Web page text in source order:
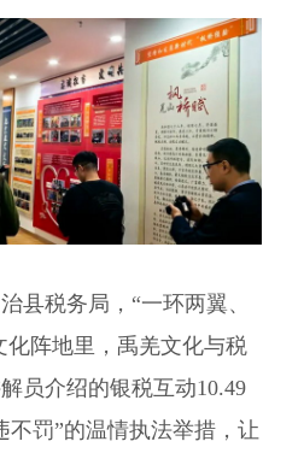
税务局，“一环两翼、
化阵地里，禹羌文化与税
员介绍的银税互动10.49
不罚”的温情执法举措，让